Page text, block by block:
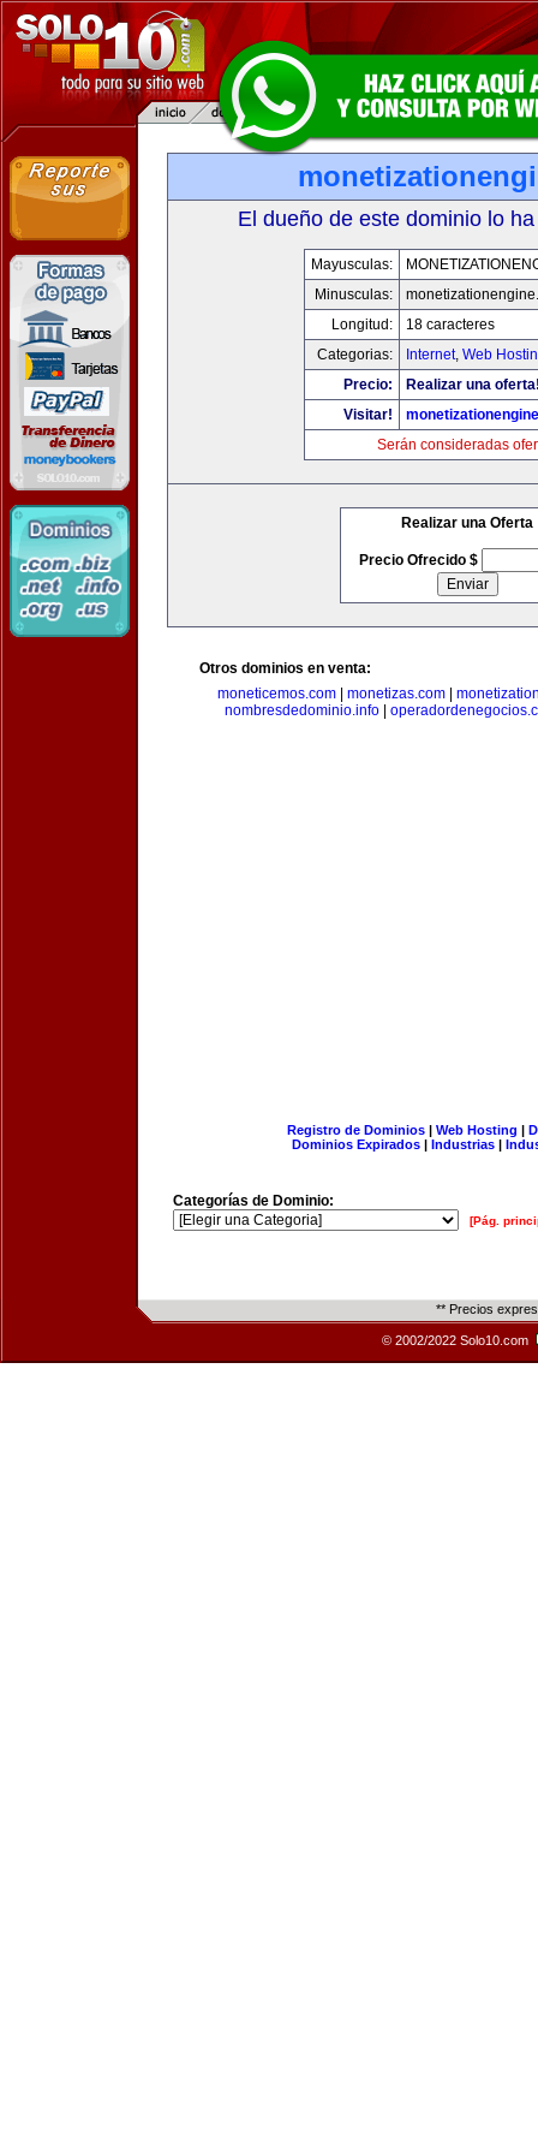
El dueño de este dominio lo
Mayusculas:
Minusculas:
Longitud:
18 caracteres
Categorias:
Internet, Web
Precio:
Realizar una
Visitar!
Serán consideradas
Realizar una Oferta
Precio Ofrecido $
Otros dominios en venta:
moneticemos.com
monetizas.com
nombresdedominio.info|
Registro de Dominios| Web Hosting |
Dominios Expirados | Industrias |
Categorías de Dominio:
[Pág.
** Precios
© 2002/2022 Solo10.com